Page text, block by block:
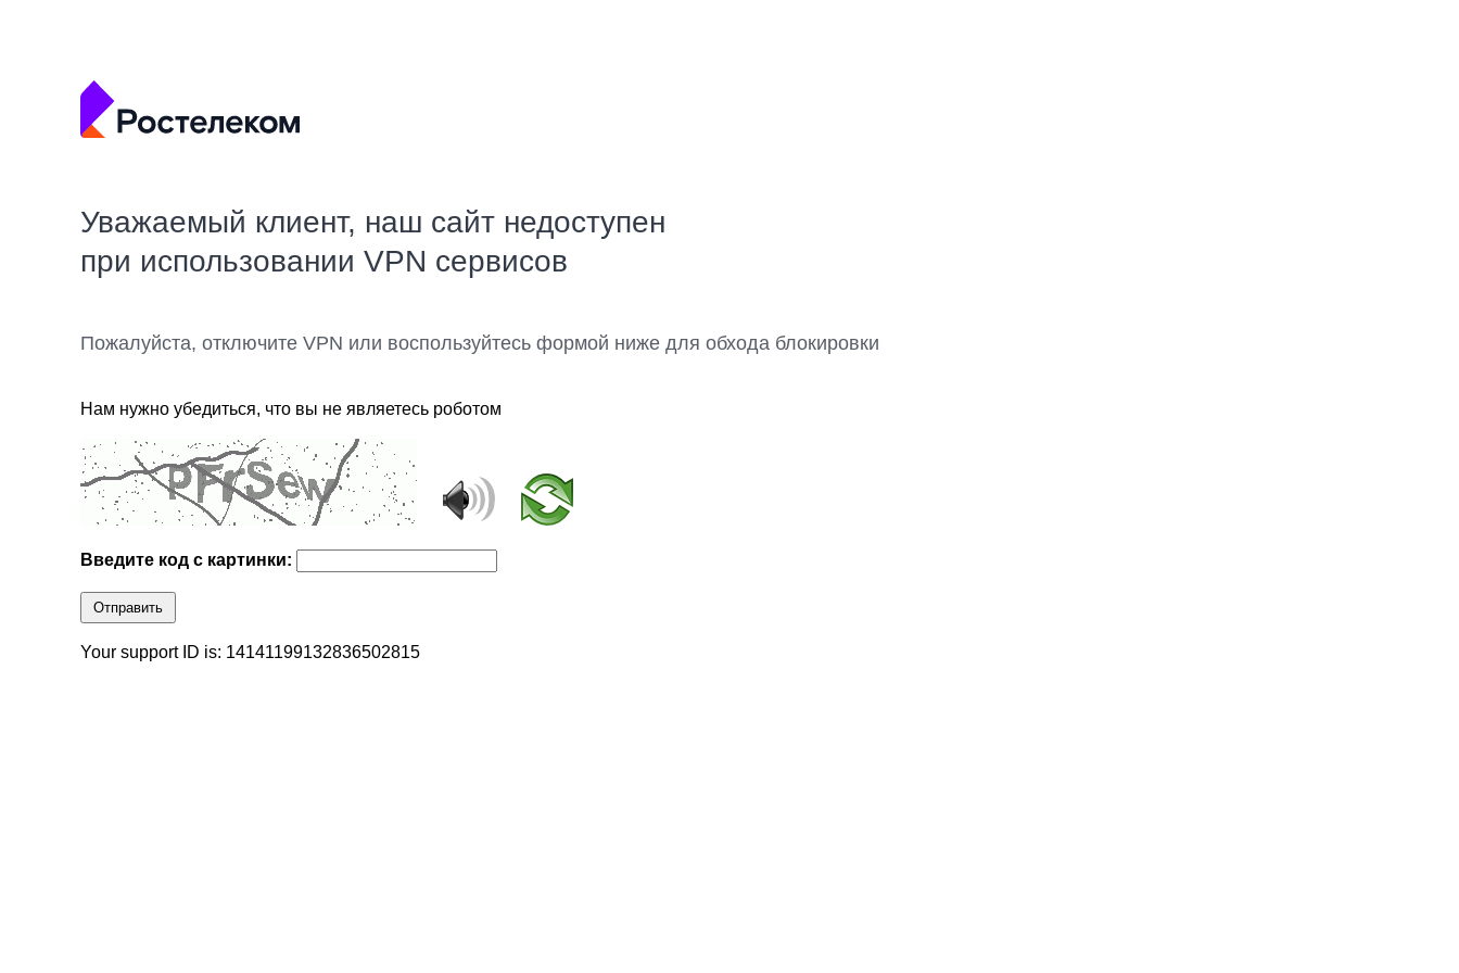
Уважаемый клиент, наш сайт недоступен
при использовании VPN сервисов
Пожалуйста, отключите VPN или воспользуйтесь формой ниже для обхода блокировки
Нам нужно убедиться, что вы не являетесь роботом
Введите код с картинки:
Отправить
Your support ID is: 14141199132836502815